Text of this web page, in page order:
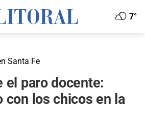
7°
Santa Fe
el paro docente:
con los chicos en la